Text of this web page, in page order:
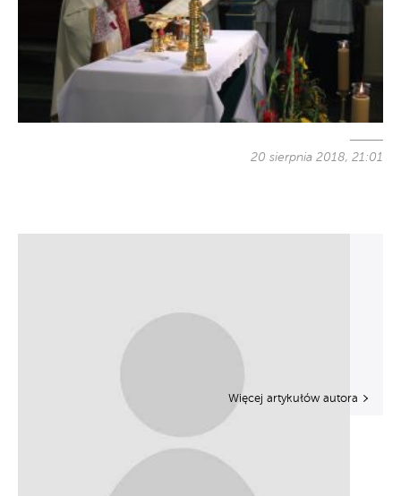
20 sierpnia 2018, 21:01
Więcej artykułów autora